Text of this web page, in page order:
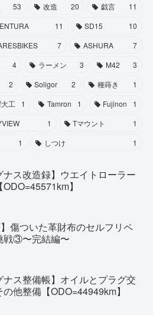
53 改造 20 戯言
11
11 SD15
10
7 ASHURA
7
4 ラーメン 3 M42
3
2 Soligor 2 種蒔き
1
工 1 Tamron 1 Fujinon
1
1 Tマウント
1
1 しつけ 1
ナス改造録】ウエイトローラー
】
】傷ついた革財布のセルフリペ
戦③〜完結編〜
ナス整備帳】オイルとプラグ交
他整備【ODO=44949km】